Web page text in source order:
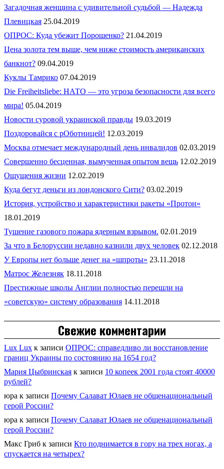
Загадочная женщина с удивительной судьбой — Надежда
Плевицкая 25.04.2019
ОПРОС: Куда убежит Порошенко? 21.04.2019
Цена золота тем выше, чем ниже стоимость американских
банкнот? 09.04.2019
Куклы Тамрико 07.04.2019
Die Freiheitsliebe: НАТО — это угроза безопасности для всего
мира! 05.04.2019
Новости суровой украинской правды 19.03.2019
Поздоровайся с рОботницей! 12.03.2019
Москва отмечает международный день инвалидов 02.03.2019
Совершенно бесценная, вымученная опытом вещь 12.02.2019
Ощущения жизни 12.02.2019
Куда бегут деньги из лондонского Сити? 03.02.2019
История, устройство и характеристики ракеты «Протон»
18.01.2019
Тушение газового пожара ядерным взрывом. 02.01.2019
За что в Белоруссии недавно казнили двух человек 02.12.2018
У Европы нет больше денег на «шпроты» 23.11.2018
Матрос Железняк 18.11.2018
Престижные школы Англии полностью перешли на
«советскую» систему образования 14.11.2018
Свежие комментарии
Lux Lux к записи ОПРОС: справедливо ли восстановление
границ Украины по состоянию на 1654 год?
Мария Цыбринская к записи 10 копеек 2001 года стоят 40000
рублей?
юра к записи Почему Салават Юлаев не общенациональный
герой России?
юра к записи Почему Салават Юлаев не общенациональный
герой России?
Макс Гриб к записи Кто поднимается в гору на трех ногах, а
спускается на четырех?